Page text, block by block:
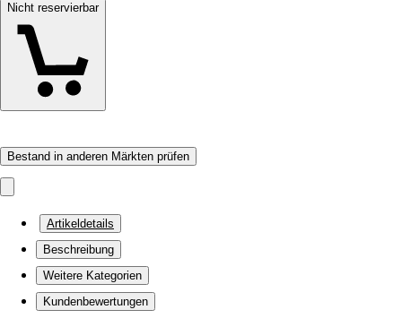
Nicht reservierbar
Bestand in anderen Märkten prüfen
Artikeldetails
Beschreibung
Weitere Kategorien
Kundenbewertungen